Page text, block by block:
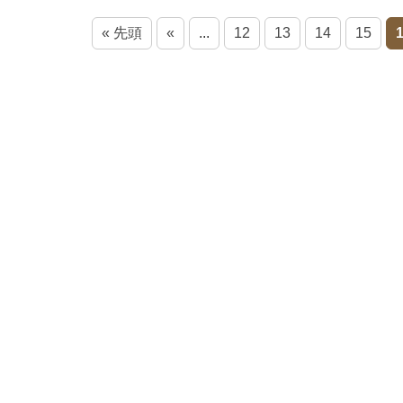
« 先頭 « ... 12 13 14 15